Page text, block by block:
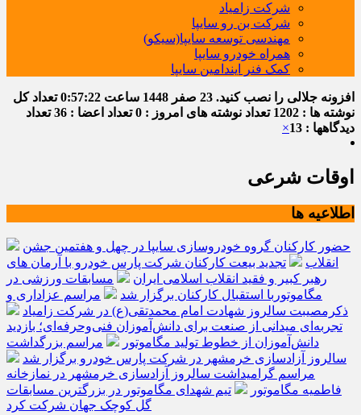
شرکت زامیاد
شرکت بن رو سایپا
مهندسی توسعه سایپا(سیکو)
همراه خودرو سایپا
کمک فنر ایندامین سایپا
افزونه جلالی را نصب کنید. 23 صفر 1448 ساعت 0:57:23تعداد کل
نوشته ها : 1202
تعداد نوشته های امروز : 0 تعداد اعضا : 36
تعداد
دیدگاهها : 13
×
اوقات شرعی
اطلاعیه ها
حضور کارکنان گروه خودروسازی سایپا در چهل و هفتمین جشن
انقلاب
تجدید بیعت کارکنان شرکت پارس خودرو با آرمان های
رهبر کبیر و فقید انقلاب اسلامی ایران
مسابقات ورزشی در
مگاموتوربا استقبال کارکنان برگزار شد
مراسم عزاداری و
ذکرمصیبت سالروز شهادت امام محمدتقی(ع) در شرکت زامیاد
تجربه‌ای میدانی از صنعت برای دانش‌آموزان فنی‌وحرفه‌ای؛ بازدید
دانش‌آموزان از خطوط تولید مگاموتور
مراسم بزرگداشت
سالروز آزادسازی خرمشهر در شرکت پارس خودرو برگزار شد
مراسم گرامیداشت سالروز آزادسازی خرمشهر در نمازخانه
فاطمیه مگاموتور
تیم شهدای مگاموتور در بزرگترین مسابقات
گل کوچک جهان شرکت کرد